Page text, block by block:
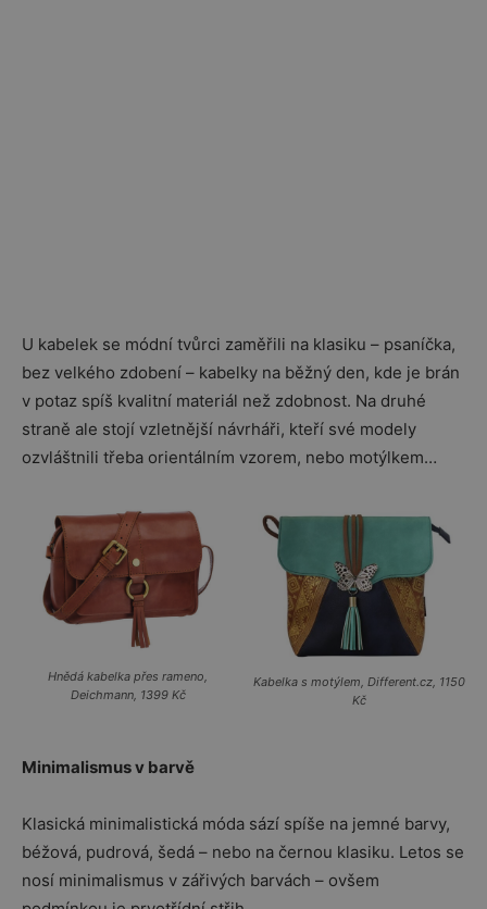
U kabelek se módní tvůrci zaměřili na klasiku – psaníčka,
bez velkého zdobení – kabelky na běžný den, kde je brán
v potaz spíš kvalitní materiál než zdobnost. Na druhé
straně ale stojí vzletnější návrháři, kteří své modely
ozvláštnili třeba orientálním vzorem, nebo motýlkem…
Hnědá kabelka přes rameno,
Deichmann, 1399 Kč
Kabelka s motýlem, Different.cz, 1150
Kč
Minimalismus v barvě
Klasická minimalistická móda sází spíše na jemné barvy,
béžová, pudrová, šedá – nebo na černou klasiku. Letos se
nosí minimalismus v zářivých barvách – ovšem